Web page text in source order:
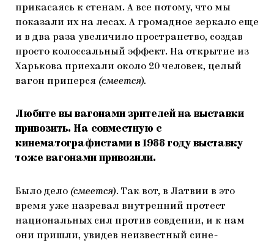
прикасаясь к стенам. А все потому, что мы
показали их на лесах. А громадное зеркало еще
и в два раза увеличило пространство, создав
просто колоссальный эффект. На открытие из
Харькова приехали около 20 человек, целый
вагон приперся (смеется).
Любите вы вагонами зрителей на выставки
привозить. На совместную с
кинематографистами в 1988 году выставку
тоже вагонами привозили.
Было дело (смеется). Так вот, в Латвии в это
время уже назревал внутренний протест
национальных сил против совдепии, и к нам
они пришли, увидев неизвестный сине-